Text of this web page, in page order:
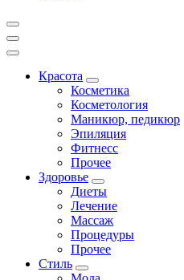
Красота
Косметика
Косметология
Маникюр, педикюр
Эпиляция
Фитнесс
Прочее
Здоровье
Диеты
Лечение
Массаж
Процедуры
Прочее
Стиль